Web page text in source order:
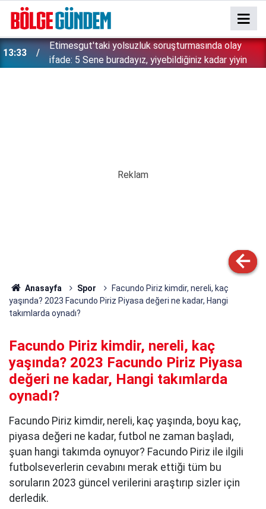
13:33
Etimesgut'taki yolsuzluk soruşturmasında olay
ifade: 5 Sene buradayız, yiyebildiğiniz kadar yiyin
Anasayfa Spor
Facundo Piriz kimdir, nereli, kaç
yaşında? 2023 Facundo Piriz Piyasa değeri ne kadar, Hangi
takımlarda oynadı?
Facundo Piriz kimdir, nereli, kaç
yaşında? 2023 Facundo Piriz Piyasa
değeri ne kadar, Hangi takımlarda
oynadı?
Facundo Piriz kimdir, nereli, kaç yaşında, boyu kaç,
piyasa değeri ne kadar, futbol ne zaman başladı,
şuan hangi takımda oynuyor? Facundo Piriz ile ilgili
futbolseverlerin cevabını merak ettiği tüm bu
soruların 2023 güncel verilerini araştırıp sizler için
derledik.